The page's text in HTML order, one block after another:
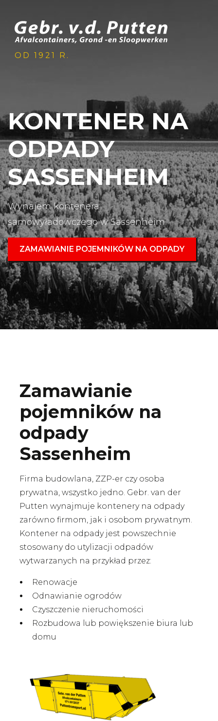
OD 1921 R.
KONTENER NA
ODPADY
SASSENHEIM
Wynajem kontenera
samowyładowczego w Sassenheim
ZAMAWIANIE POJEMNIKÓW NA ODPADY
Zamawianie
pojemników na
odpady
Sassenheim
Firma budowlana, ZZP-er czy osoba
prywatna, wszystko jedno. Gebr. van der
Putten wynajmuje kontenery na odpady
zarówno firmom, jak i osobom prywatnym.
Kontener na odpady jest powszechnie
stosowany do utylizacji odpadów
wytwarzanych na przykład przez:
Renowacje
Odnawianie ogrodów
Czyszczenie nieruchomości
Rozbudowa lub powiększenie biura lub
domu